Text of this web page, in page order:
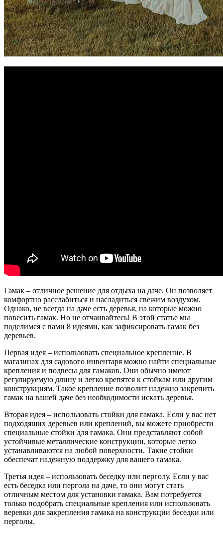
Гамак – отличное решение для отдыха на даче. Он позволяет
комфортно расслабиться и насладиться свежим воздухом.
Однако, не всегда на даче есть деревья, на которые можно
повесить гамак. Но не отчаивайтесь! В этой статье мы
поделимся с вами 8 идеями, как зафиксировать гамак без
деревьев.
Первая идея – использовать специальное крепление. В
магазинах для садового инвентаря можно найти специальные
крепления и подвесы для гамаков. Они обычно имеют
регулируемую длину и легко крепятся к стойкам или другим
конструкциям. Такое крепление позволит надежно закрепить
гамак на вашей даче без необходимости искать деревья.
Вторая идея – использовать стойки для гамака. Если у вас нет
подходящих деревьев или креплений, вы можете приобрести
специальные стойки для гамака. Они представляют собой
устойчивые металлические конструкции, которые легко
устанавливаются на любой поверхности. Такие стойки
обеспечат надежную поддержку для вашего гамака.
Третья идея – использовать беседку или перголу. Если у вас
есть беседка или пергола на даче, то они могут стать
отличным местом для установки гамака. Вам потребуется
только подобрать специальные крепления или использовать
веревки для закрепления гамака на конструкции беседки или
перголы.